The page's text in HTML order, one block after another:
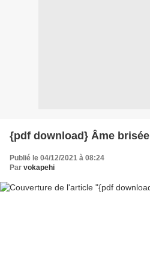
{pdf download} Âme brisée
Publié le 04/12/2021 à 08:24
Par vokapehi